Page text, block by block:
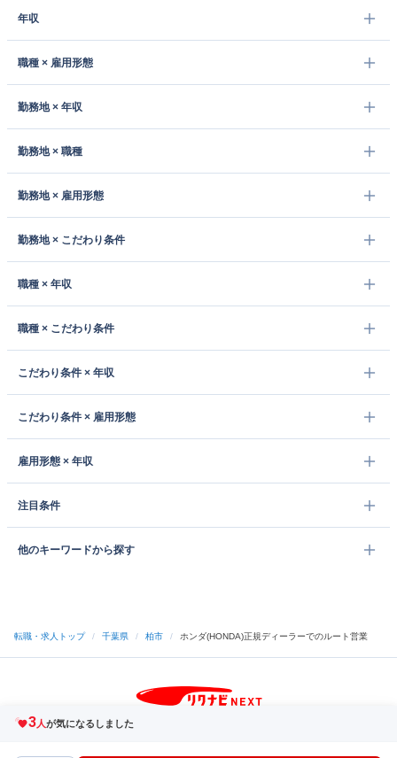
年収
職種 × 雇用形態
勤務地 × 年収
勤務地 × 職種
勤務地 × 雇用形態
勤務地 × こだわり条件
職種 × 年収
職種 × こだわり条件
こだわり条件 × 年収
こだわり条件 × 雇用形態
雇用形態 × 年収
注目条件
他のキーワードから探す
3人が気になるしました
転職・求人トップ / 千葉県 / 柏市 / ホンダ(HONDA)正規ディーラーでのルート営業